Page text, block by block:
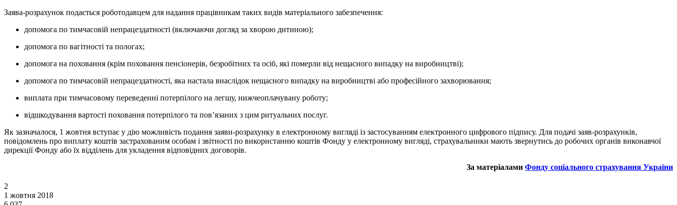
Заява-розрахунок подається роботодавцем для надання працівникам таких видів матеріального забезпечення:
допомога по тимчасовій непрацездатності (включаючи догляд за хворою дитиною);
допомога по вагітності та пологах;
допомога на поховання (крім поховання пенсіонерів, безробітних та осіб, які померли від нещасного випадку на виробництві);
допомога по тимчасовій непрацездатності, яка настала внаслідок нещасного випадку на виробництві або професійного захворювання;
виплата при тимчасовому переведенні потерпілого на легшу, нижчеоплачувану роботу;
відшкодування вартості поховання потерпілого та пов’язаних з цим ритуальних послуг.
Як зазначалося, 1 жовтня вступає у дію можливість подання заяви-розрахунку в електронному вигляді із застосуванням електронного цифрового підпису. Для подачі заяв-розрахунків,
повідомлень про виплату коштів застрахованим особам і звітності по використанню коштів Фонду у електронному вигляді, страхувальники мають звернутись до робочих органів виконавчої
дирекції Фонду або їх відділень для укладення відповідних договорів.
За матеріалами Фонду соціального страхування України
2
1 жовтня 2018